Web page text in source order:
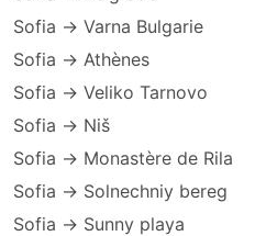
Sofia → Varna Bulgarie
Sofia → Athènes
Sofia → Veliko Tarnovo
Sofia → Niš
Sofia → Monastère de Rila
Sofia → Solnechniy bereg
Sofia → Sunny playa